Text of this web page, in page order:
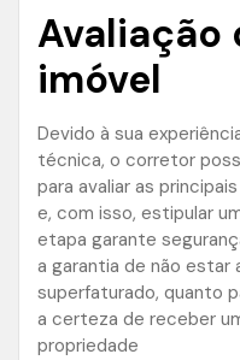
Avaliação
imóvel
Devido à sua
técnica, o corretor
para avaliar as
e, com isso, estipular
etapa garante
a garantia de não estar
superfaturado, quanto
a certeza de receber
propriedade